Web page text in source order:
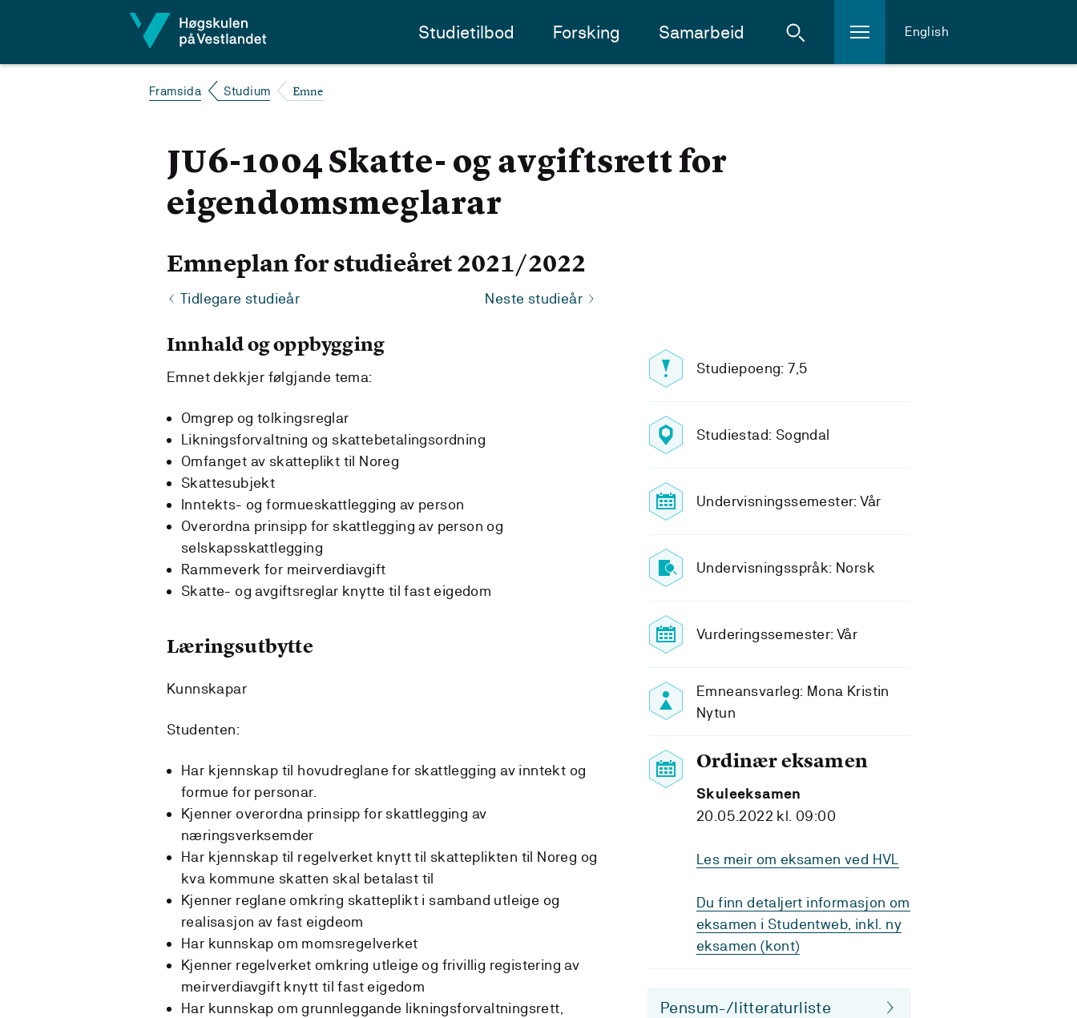
Studietilbod Forsking Samarbeid English
Framsida Studium Emne
JU6-1004 Skatte- og avgiftsrett for
eigendomsmeglarar
Emneplan for studieåret 2021/2022
Tidlegare studieår Neste studieår
Studiepoeng: 7,5
Studiestad: Sogndal
Undervisningssemester: Vår
Undervisningsspråk: Norsk
Vurderingssemester: Vår
Emneansvarleg: Mona Kristin
Nytun
Ordinær eksamen
Skuleeksamen
20.05.2022 kl. 09:00
Les meir om eksamen ved HVL
Du finn detaljert informasjon om
eksamen i Studentweb, inkl. ny
eksamen (kont)
Pensum-/litteraturliste
Innhald og oppbygging
Emnet dekkjer følgjande tema:
Omgrep og tolkingsreglar
Likningsforvaltning og skattebetalingsordning
Omfanget av skatteplikt til Noreg
Skattesubjekt
Inntekts- og formueskattlegging av person
Overordna prinsipp for skattlegging av person og
selskapsskattlegging
Rammeverk for meirverdiavgift
Skatte- og avgiftsreglar knytte til fast eigedom
Læringsutbytte
Kunnskapar
Studenten:
Har kjennskap til hovudreglane for skattlegging av inntekt og
formue for personar.
Kjenner overordna prinsipp for skattlegging av
næringsverksemder
Har kjennskap til regelverket knytt til skatteplikten til Noreg og
kva kommune skatten skal betalast til
Kjenner reglane omkring skatteplikt i samband utleige og
realisasjon av fast eigdeom
Har kunnskap om momsregelverket
Kjenner regelverket omkring utleige og frivillig registering av
meirverdiavgift knytt til fast eigedom
Har kunnskap om grunnleggande likningsforvaltningsrett,